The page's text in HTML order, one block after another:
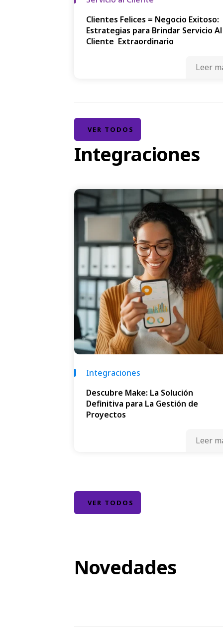
Clientes Felices = Negocio Exitoso:
Estrategias para Brindar Servicio Al
Cliente Extraordinario
Leer
VER TODOS
Integraciones
Integraciones
Descubre Make: La Solución
Definitiva para La Gestión de
Proyectos
Leer
VER TODOS
Novedades